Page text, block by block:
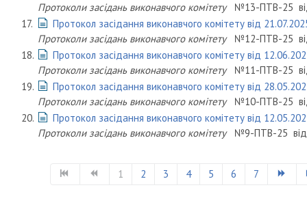
Протоколи засідань виконавчого комітету
№13-ПТВ-25
17.
Протокол засідання виконавчого комітету від
Протоколи засідань виконавчого комітету
№12-ПТВ-25
18.
Протокол засідання виконавчого комітету від
Протоколи засідань виконавчого комітету
№11-ПТВ-25
19.
Протокол засідання виконавчого комітету від
Протоколи засідань виконавчого комітету
№10-ПТВ-25
20.
Протокол засідання виконавчого комітету від
Протоколи засідань виконавчого комітету
№9-ПТВ-25
1 2 3 4 5 6 7